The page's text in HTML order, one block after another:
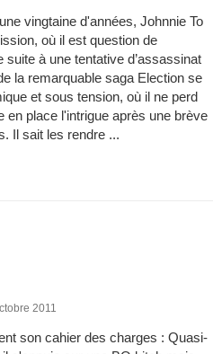
vingtaine d'années, Johnnie To
où il est question de
à une tentative d’assassinat
la remarquable saga Election se
et sous tension, où il ne perd
en place l'intrigue après une brève
Il sait les rendre ...
2011
son cahier des charges : Quasi-